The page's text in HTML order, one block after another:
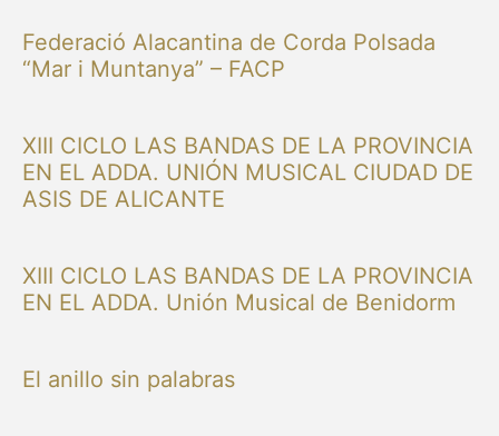
Federació Alacantina de Corda Polsada
“Mar i Muntanya” – FACP
XIII CICLO LAS BANDAS DE LA PROVINCIA
EN EL ADDA. UNIÓN MUSICAL CIUDAD DE
ASIS DE ALICANTE
XIII CICLO LAS BANDAS DE LA PROVINCIA
EN EL ADDA. Unión Musical de Benidorm
El anillo sin palabras